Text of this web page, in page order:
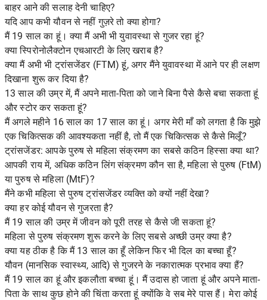
बाहर आने की सलाह देनी चाहिए?
यदि आप कभी यौवन से नहीं गुज़रे तो क्या होगा?
मैं 19 साल का हूं। क्या मैं अभी भी युवावस्था से गुजर रहा हूं?
क्या स्पिरोनोलैक्टोन एचआरटी के लिए खराब है?
क्या मैं अभी भी ट्रांसजेंडर (FTM) हूं, अगर मैंने युवावस्था में आने पर ही लक्षण
दिखाना शुरू कर दिया है?
13 साल की उम्र में, मैं अपने माता-पिता को जाने बिना पैसे कैसे बचा सकता हूं
और स्टोर कर सकता हूं?
मैं अगले महीने 16 साल का 17 साल का हूं। अगर मेरी माँ को लगता है कि मुझे
एक चिकित्सक की आवश्यकता नहीं है, तो मैं एक चिकित्सक से कैसे मिलूँ?
ट्रांसजेंडर: आपके पुरुष से महिला संक्रमण का सबसे कठिन हिस्सा क्या था?
आपकी राय में, अधिक कठिन लिंग संक्रमण कौन सा है, महिला से पुरुष (FtM)
या पुरुष से महिला (MtF)?
मैंने कभी महिला से पुरुष ट्रांसजेंडर व्यक्ति को क्यों नहीं देखा?
क्या हर कोई यौवन से गुजरता है?
मैं 19 साल की उम्र में जीवन को पूरी तरह से कैसे जी सकता हूं?
महिला से पुरुष संक्रमण शुरू करने के लिए सबसे अच्छी उम्र क्या है?
क्या यह ठीक है कि मैं 13 साल का हूँ लेकिन फिर भी दिल का बच्चा हूँ?
यौवन (मानसिक स्वास्थ्य, आदि) से गुजरने के नकारात्मक प्रभाव क्या हैं?
मैं 19 साल का हूं और इकलौता बच्चा हूं। मैं उदास हो जाता हूं और अपने माता-
पिता के साथ कुछ होने की चिंता करता हूं क्योंकि वे सब मेरे पास हैं। मेरा कोई